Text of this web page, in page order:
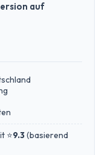
auf
⭐9.3(basierend